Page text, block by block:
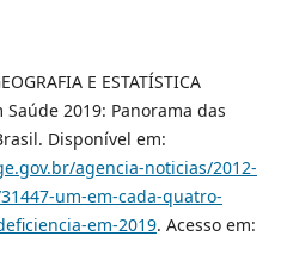
E ESTATÍSTICA
Saúde 2019: Panorama das
Disponível em:
agencia-noticias/2012-
um-em-cada-quatro-
em-2019. Acesso em: